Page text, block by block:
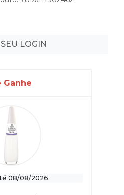
LOGIN
Ganhe
08/08/2026